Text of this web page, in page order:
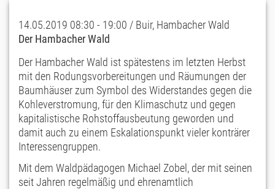
14.05.2019 08:30 - 19:00 / Buir, Hambacher Wald
Der Hambacher Wald
Der Hambacher Wald ist spätestens im letzten Herbst
mit den Rodungsvorbereitungen und Räumungen der
Baumhäuser zum Symbol des Widerstandes gegen die
Kohleverstromung, für den Klimaschutz und gegen
kapitalistische Rohstoffausbeutung geworden und
damit auch zu einem Eskalationspunkt vieler konträrer
Interessengruppen.
Mit dem Waldpädagogen Michael Zobel, der mit seinen
seit Jahren regelmäßig und ehrenamtlich